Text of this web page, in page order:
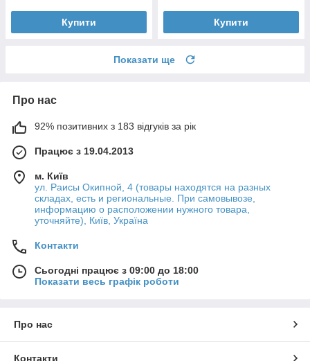
Купити Купити
Показати ще
Про нас
92% позитивних з 183 відгуків за рік
Працює з 19.04.2013
м. Київ
ул. Раисы Окипной, 4 (товары находятся на разных
складах, есть и региональные. При самовывозе,
информацию о расположении нужного товара,
уточняйте), Київ, Україна
Контакти
Сьогодні працює з 09:00 до 18:00
Показати весь графік роботи
Про нас
Контакти